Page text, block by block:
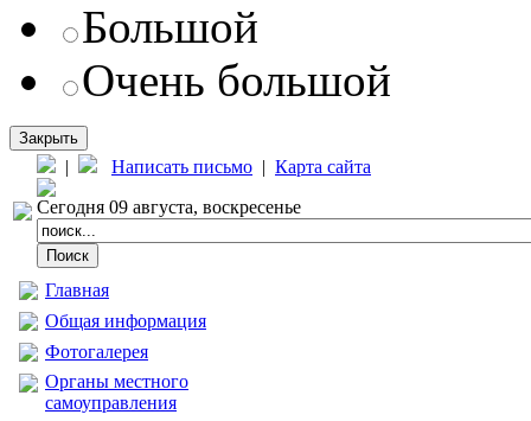
Большой
Очень большой
Закрыть
| Написать письмо | Карта сайта
Сегодня 09 августа, воскресенье
Главная
Общая информация
Фотогалерея
Органы местного
самоуправления